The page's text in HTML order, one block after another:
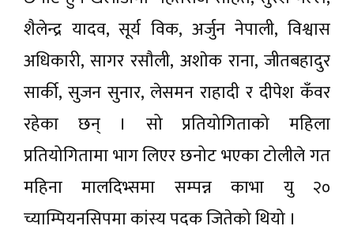
शैलेन्द्र यादव, सूर्य विक, अर्जुन नेपाली, विश्वास
अधिकारी, सागर रसाैली, अशाेक राना, जीतबहादुर
सार्की, सुजन सुनार, लेसमन राहादी र दीपेश कँवर
रहेका छन् । सो प्रतियोगिताको महिला
प्रतियोगितामा भाग लिएर छनोट भएका टोलीले गत
महिना मालदिभ्समा सम्पन्न काभा यु २०
च्याम्पियनसिपमा कांस्य पदक जितेको थियो ।